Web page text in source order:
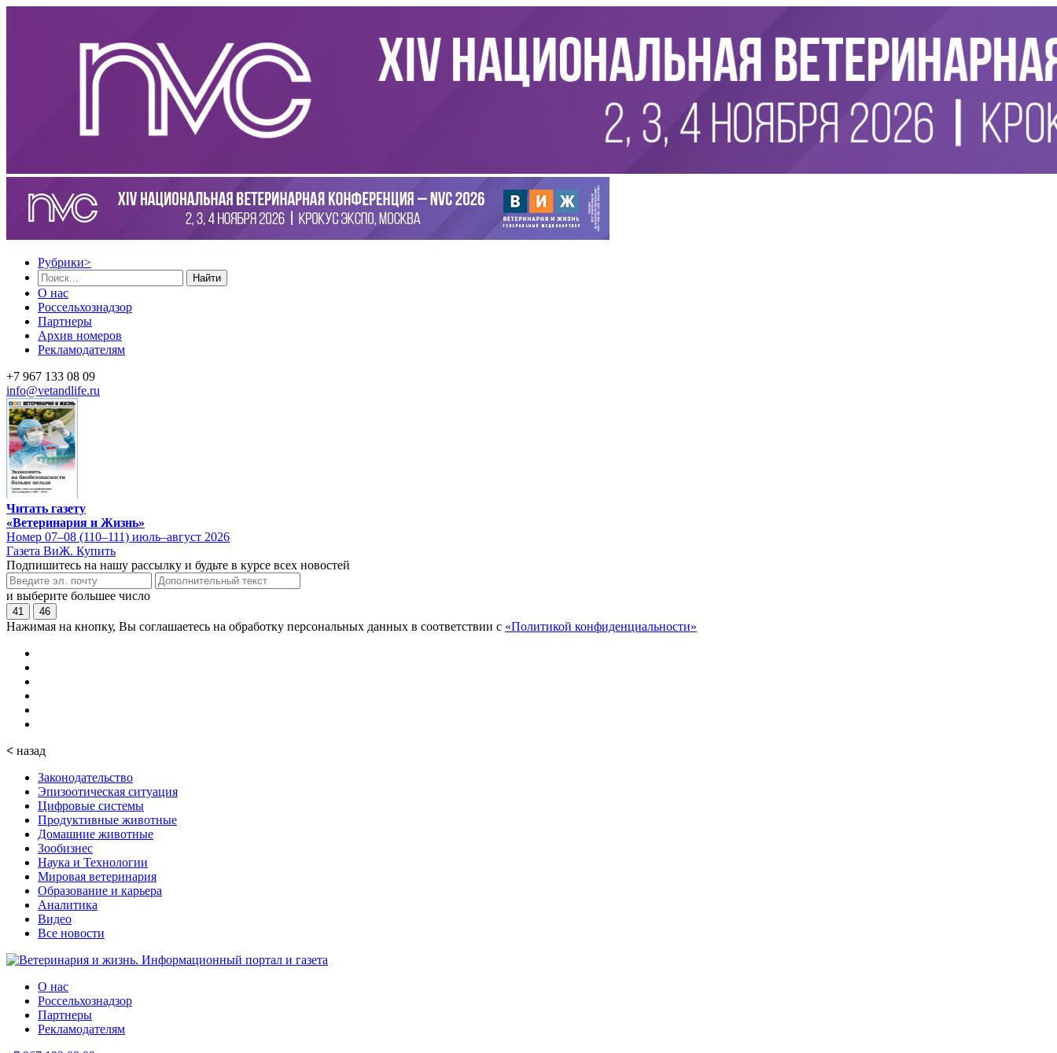
Рубрики>
Найти
О нас
Россельхознадзор
Партнеры
Архив номеров
Рекламодателям
+7 967 133 08 09
info@vetandlife.ru
Читать газету
«Ветеринария и Жизнь»
Номер 07–08 (110–111) июль–август 2026
Газета ВиЖ. Купить
Подпишитесь на нашу рассылку и будьте в курсе всех новостей
и выберите большее число
41 46
Нажимая на кнопку, Вы соглашаетесь на обработку персональных данных в соответствии с «Политикой конфиденциальности»
< назад
Законодательство
Эпизоотическая ситуация
Цифровые системы
Продуктивные животные
Домашние животные
Зообизнес
Наука и Технологии
Мировая ветеринария
Образование и карьера
Аналитика
Видео
Все новости
О нас
Россельхознадзор
Партнеры
Рекламодателям